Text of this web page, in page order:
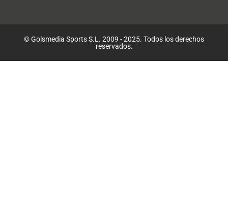
© Golsmedia Sports S.L. 2009 - 2025. Todos los derechos
reservados.